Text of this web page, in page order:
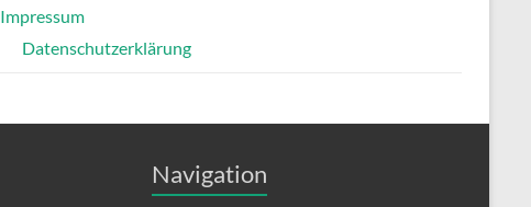
Impressum
Datenschutzerklärung
Navigation